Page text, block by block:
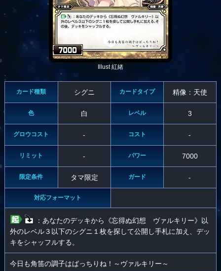
Illust 紅緒
カード種類 シグニ カードタイプ 精像：天使
色 白 レベル 3
グロウコスト - コスト -
リミット - パワー 7000
限定条件 タマ限定 ガード -
対応フォーマット
：あなたのデッキから《忘得ぬ幻想 ヴァルキリー》以
外のレベル３以下のシグニ１枚を探して公開し手札に加え、デッ
キをシャッフルする。
今日も角笛の調子はばっちりね！～ヴァルキリー～